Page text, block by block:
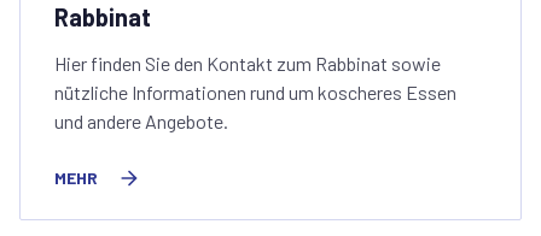
Rabbinat
Hier finden Sie den Kontakt zum Rabbinat sowie
nützliche Informationen rund um koscheres Essen
und andere Angebote.
MEHR